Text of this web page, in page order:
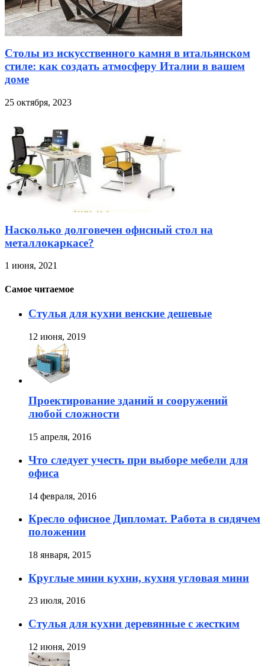
Столы из искусственного камня в итальянском
стиле: как создать атмосферу Италии в вашем
доме
25 октября, 2023
Насколько долговечен офисный стол на
металлокаркасе?
1 июня, 2021
Самое читаемое
Стулья для кухни венские дешевые
12 июня, 2019
Проектирование зданий и сооружений
любой сложности
15 апреля, 2016
Что следует учесть при выборе мебели для
офиса
14 февраля, 2016
Кресло офисное Дипломат. Работа в сидячем
положении
18 января, 2015
Круглые мини кухни, кухня угловая мини
23 июля, 2016
Стулья для кухни деревянные с жестким
12 июня, 2019